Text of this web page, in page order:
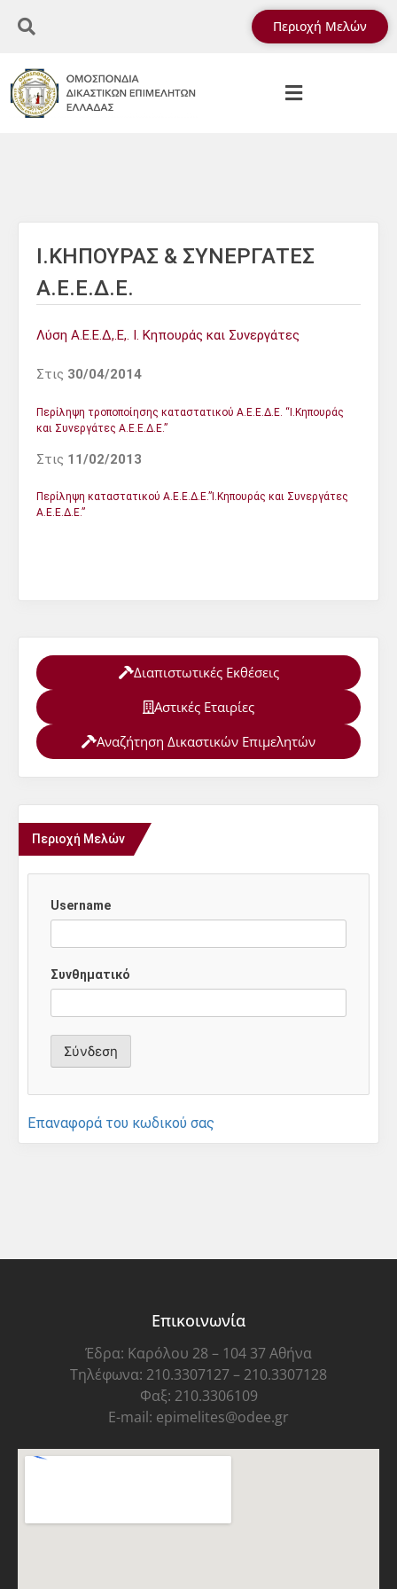
Περιοχή Μελών
Ι.ΚΗΠΟΥΡΑΣ & ΣΥΝΕΡΓΑΤΕΣ
Α.Ε.Ε.Δ.Ε.
Λύση Α.Ε.Ε.Δ,.Ε,. Ι. Κηπουράς και Συνεργάτες
Στις 30/04/2014
Περίληψη τροποποίησης καταστατικού Α.Ε.Ε.Δ.Ε. “Ι.Κηπουράς
και Συνεργάτες Α.Ε.Ε.Δ.Ε.”
Στις 11/02/2013
Περίληψη καταστατικού Α.Ε.Ε.Δ.Ε.”Ι.Κηπουράς και Συνεργάτες
Α.Ε.Ε.Δ.Ε.”
Διαπιστωτικές Εκθέσεις
Αστικές Εταιρίες
Αναζήτηση Δικαστικών Επιμελητών
Περιοχή Μελών
Username
Συνθηματικό
Επαναφορά του κωδικού σας
Επικοινωνία
Έδρα: Καρόλου 28 – 104 37 Αθήνα
Τηλέφωνα: 210.3307127 – 210.3307128
Φαξ: 210.3306109
E-mail: epimelites@odee.gr